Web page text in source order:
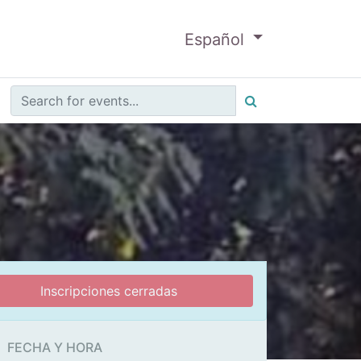
Español
Inscripciones cerradas
FECHA Y HORA